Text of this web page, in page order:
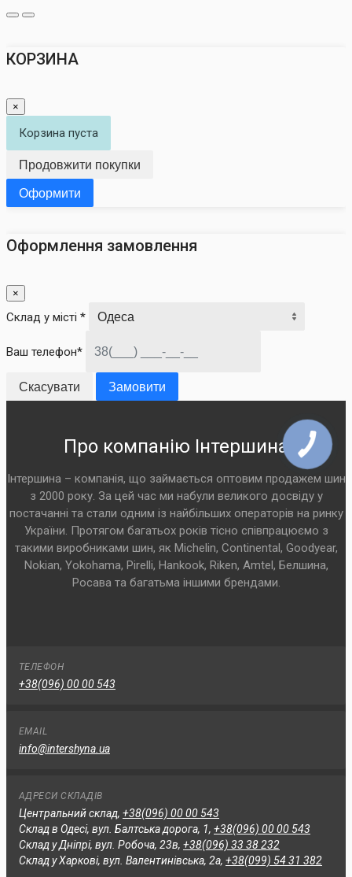
КОРЗИНА
×
Корзина пуста
Продовжити покупки
Оформити
Оформлення замовлення
×
Склад у місті *
Ваш телефон*
Скасувати Замовити
Про компанію Інтершина
Інтершина – компанія, що займається оптовим продажем шин
з 2000 року. За цей час ми набули великого досвіду у
постачанні та стали одним із найбільших операторів на ринку
України. Протягом багатьох років тісно співпрацюємо з
такими виробниками шин, як Michelin, Continental, Goodyear,
Nokian, Yokohama, Pirelli, Hankook, Riken, Amtel, Белшина,
Росава та багатьма іншими брендами.
ТЕЛЕФОН
+38(096) 00 00 543
EMAIL
info@intershyna.ua
АДРЕСИ СКЛАДІВ
Центральний склад, +38(096) 00 00 543
Склад в Одесі, вул. Балтська дорога, 1, +38(096) 00 00 543
Склад у Дніпрі, вул. Робоча, 23в, +38(096) 33 38 232
Склад у Харкові, вул. Валентинівська, 2а, +38(099) 54 31 382